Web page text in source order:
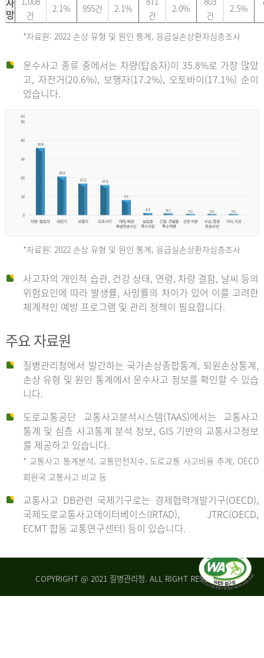
망
건
2.1% 955건 2.1%
건
2.0%
건
2.5%
*자료원: 2022 손상 유형 및 원인 통계, 응급실손상환자심층조사
운수사고 종류 중에서는 차량(탑승자)이 35.8%로 가장 많았
고, 자전거(20.6%), 보행자(17.2%), 오토바이(17.1%) 순이
었습니다.
사
*자료원: 2022 손상 유형 및 원인 통계, 응급실손상환자심층조사
사고자의 개인적 습관, 건강 상태, 연령, 차량 결함, 날씨 등의
위험요인에 따라 발생률, 사망률의 차이가 있어 이를 고려한
체계적인 예방 프로그램 및 관리 정책이 필요합니다.
주요 자료원
질병관리청에서 발간하는 국가손상종합통계, 퇴원손상통계,
손상 유형 및 원인 통계에서 운수사고 정보를 확인할 수 있습
니다.
도로교통공단 교통사고분석시스템(TAAS)에서는 교통사고
통계 및 심층 사고통계 분석 정보, GIS 기반의 교통사고정보
를 제공하고 있습니다.
* 교통사고 통계분석, 교통안전지수, 도로교통 사고비용 추계, OECD
회원국 교통사고 비교 등
교통사고 DB관련 국제기구로는 경제협력개발기구(OECD),
국제도로교통사고데이터베이스(IRTAD), JTRC(OECD,
ECMT 합동 교통연구센터) 등이 있습니다.
COPYRIGHT @ 2021 질병관리청. ALL RIGHT RESERVED